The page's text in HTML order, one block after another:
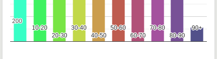
10-20
10-20
20-30
20-30
30-40
30-40
40-50
40-50
50-60
50-60
60-70
60-70
70-80
70-80
80-90
80-90
90+
90+
200
200